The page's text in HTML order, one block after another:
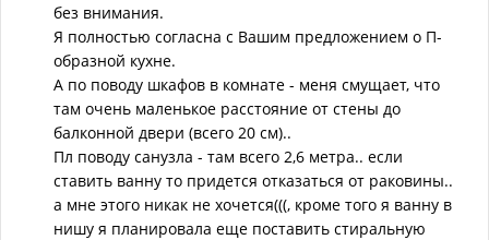
без внимания.
Я полностью согласна с Вашим предложением о П-
образной кухне.
А по поводу шкафов в комнате - меня смущает, что
там очень маленькое расстояние от стены до
балконной двери (всего 20 см)..
Пл поводу санузла - там всего 2,6 метра.. если
ставить ванну то придется отказаться от раковины..
а мне этого никак не хочется(((, кроме того я ванну в
нишу я планировала еще поставить стиральную